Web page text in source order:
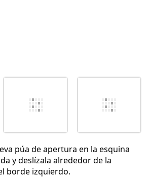
púa de apertura en la esquina
y deslízala alrededor de la
borde izquierdo.